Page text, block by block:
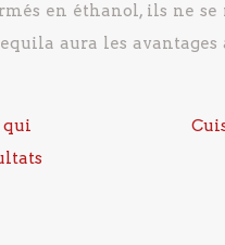
en éthanol, ils ne
aura les
qui